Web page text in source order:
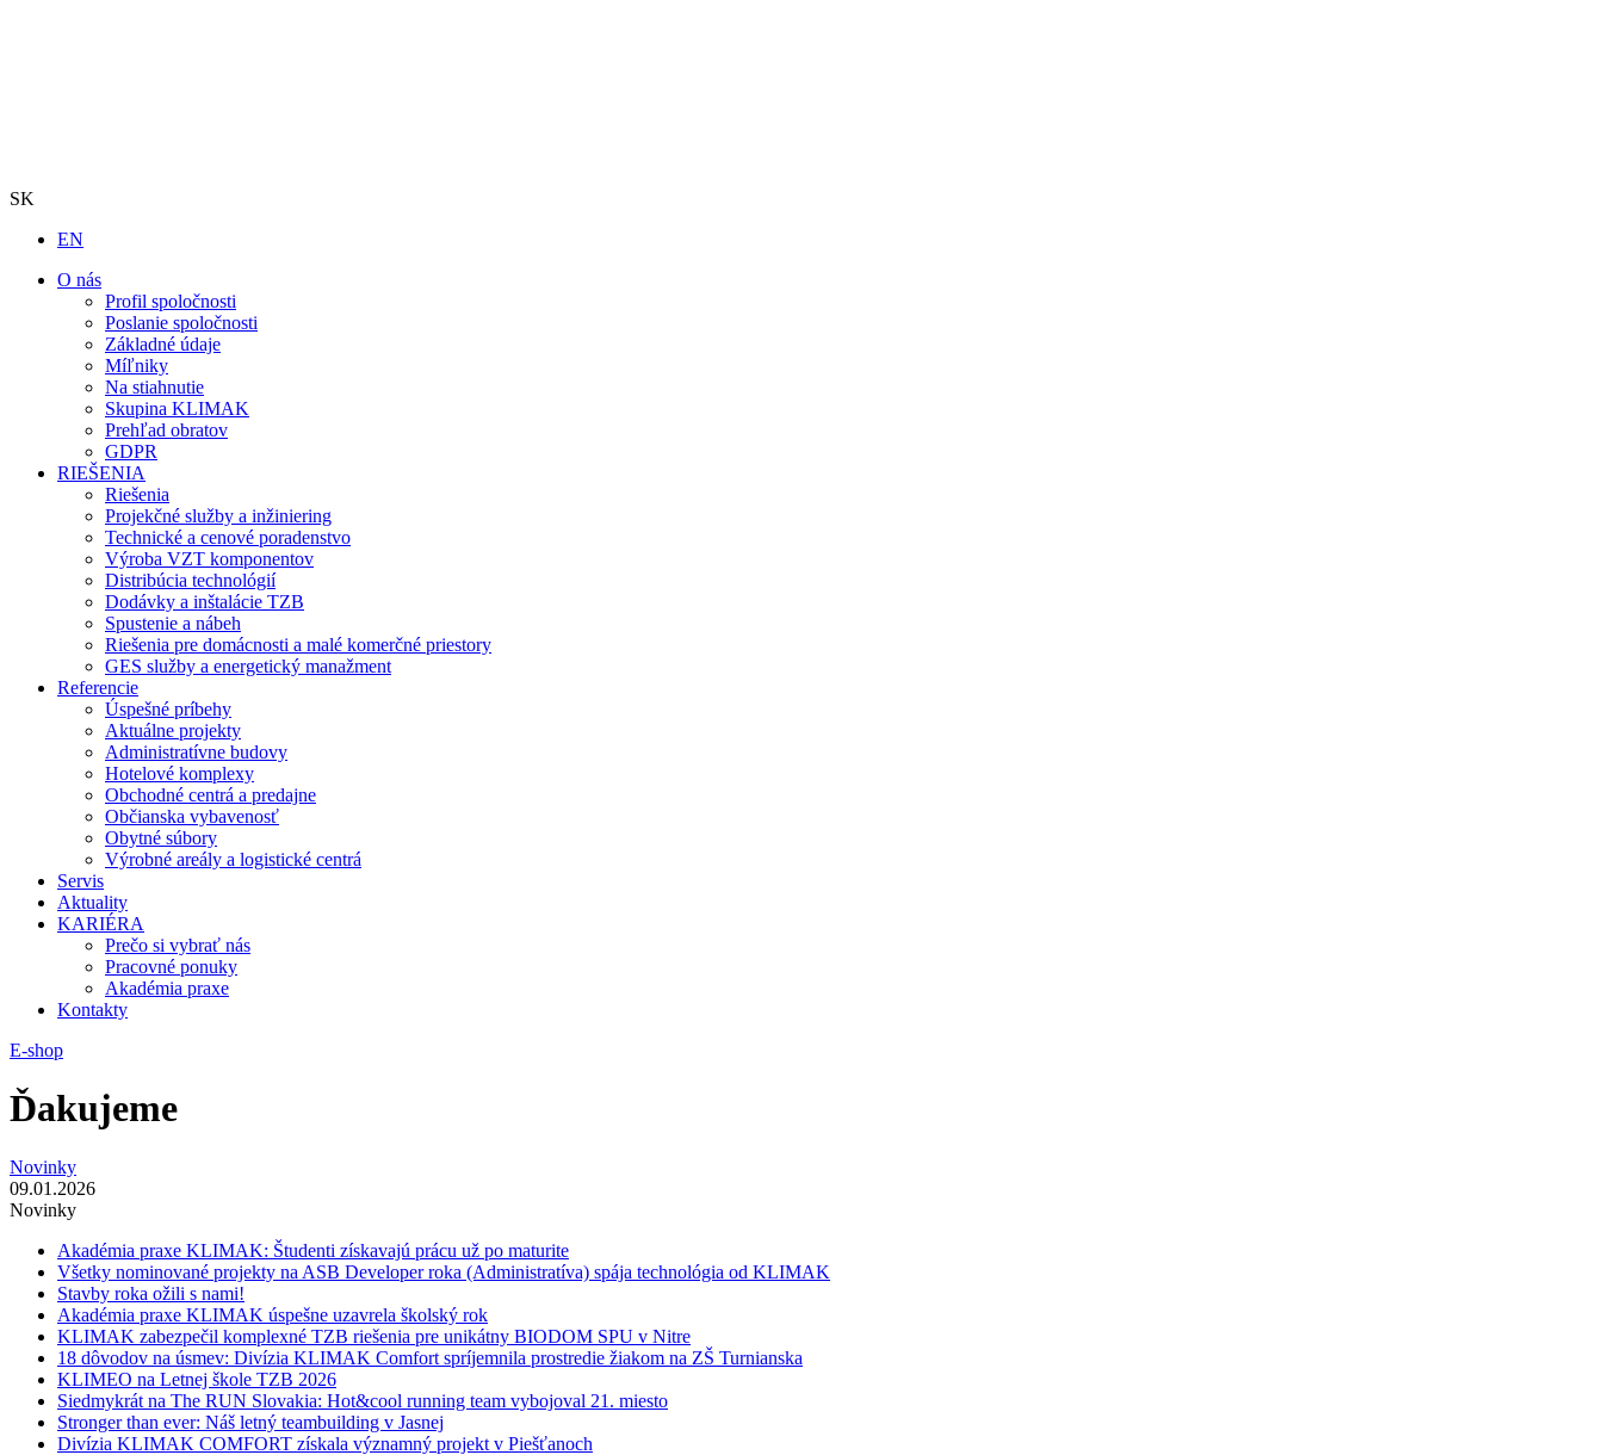
SK
EN
O nás
Profil spoločnosti
Poslanie spoločnosti
Základné údaje
Míľniky
Na stiahnutie
Skupina KLIMAK
Prehľad obratov
GDPR
RIEŠENIA
Riešenia
Projekčné služby a inžiniering
Technické a cenové poradenstvo
Výroba VZT komponentov
Distribúcia technológií
Dodávky a inštalácie TZB
Spustenie a nábeh
Riešenia pre domácnosti a malé komerčné priestory
GES služby a energetický manažment
Referencie
Úspešné príbehy
Aktuálne projekty
Administratívne budovy
Hotelové komplexy
Obchodné centrá a predajne
Občianska vybavenosť
Obytné súbory
Výrobné areály a logistické centrá
Servis
Aktuality
KARIÉRA
Prečo si vybrať nás
Pracovné ponuky
Akadémia praxe
Kontakty
E-shop
Ďakujeme
Novinky
09.01.2026
Novinky
Akadémia praxe KLIMAK: Študenti získavajú prácu už po maturite
Všetky nominované projekty na ASB Developer roka (Administratíva) spája technológia od KLIMAK
Stavby roka ožili s nami!
Akadémia praxe KLIMAK úspešne uzavrela školský rok
KLIMAK zabezpečil komplexné TZB riešenia pre unikátny BIODOM SPU v Nitre
18 dôvodov na úsmev: Divízia KLIMAK Comfort spríjemnila prostredie žiakom na ZŠ Turnianska
KLIMEO na Letnej škole TZB 2026
Siedmykrát na The RUN Slovakia: Hot&cool running team vybojoval 21. miesto
Stronger than ever: Náš letný teambuilding v Jasnej
Divízia KLIMAK COMFORT získala významný projekt v Piešťanoch